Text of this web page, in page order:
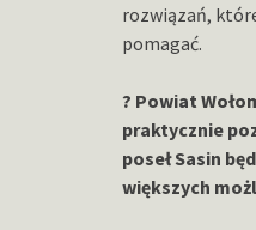
rozwiązań,
pomagać.
? Powiat
praktycznie
poseł Sasin
większych